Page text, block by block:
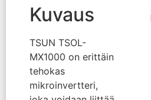
Kuvaus
TSUN TSOL-
MX1000 on erittäin
tehokas
mikroinvertteri,